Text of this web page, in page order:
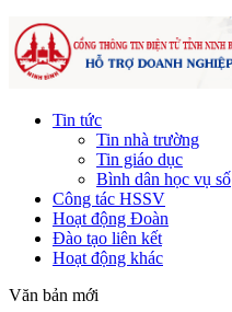
Tin tức
Tin nhà trường
Tin giáo dục
Bình dân học vụ số
Công tác HSSV
Hoạt động Đoàn
Đào tạo liên kết
Hoạt động khác
Văn bản mới